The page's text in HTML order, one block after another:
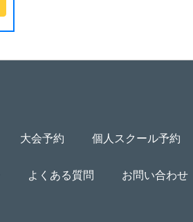
大会予約 個人スクール予約
よくある質問 お問い合わせ